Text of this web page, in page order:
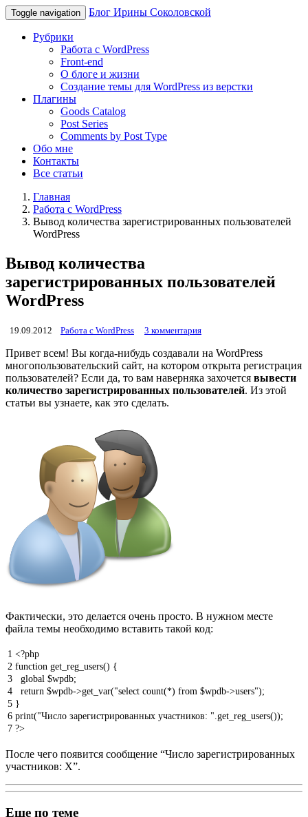
Toggle navigation Блог Ирины Соколовской
Рубрики
Работа с WordPress
Front-end
О блоге и жизни
Создание темы для WordPress из верстки
Плагины
Goods Catalog
Post Series
Comments by Post Type
Обо мне
Контакты
Все статьи
Главная
Работа с WordPress
Вывод количества зарегистрированных пользователей
WordPress
Вывод количества
зарегистрированных пользователей
WordPress
19.09.2012 Работа с WordPress 3 комментария
Привет всем! Вы когда-нибудь создавали на WordPress
многопользовательский сайт, на котором открыта регистрация
пользователей? Если да, то вам наверняка захочется вывести
количество зарегистрированных пользователей. Из этой
статьи вы узнаете, как это сделать.
Фактически, это делается очень просто. В нужном месте
файла темы необходимо вставить такой код:
1
2
3
4
5
6
7
<?php
function get_reg_users() {
global $wpdb;
return $wpdb->get_var("select count(*) from $wpdb->users");
}
print("Число зарегистрированных участников: " get_reg_users());
?>
После чего появится сообщение “Число зарегистрированных
участников: X”.
Еще по теме